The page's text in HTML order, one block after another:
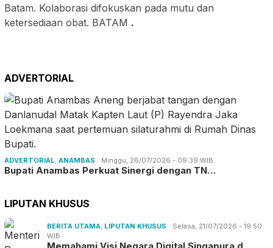
Batam. Kolaborasi difokuskan pada mutu dan
ketersediaan obat. BATAM .
ADVERTORIAL
ADVERTORIAL ANAMBAS Minggu, 26/07/2026 - 09:39 WIB
Bupati Anambas Perkuat Sinergi dengan TN…
LIPUTAN KHUSUS
BERITA UTAMA LIPUTAN KHUSUS
Selasa, 21/07/2026 - 19:50
WIB
Memahami Visi Negara Digital Singapura d…